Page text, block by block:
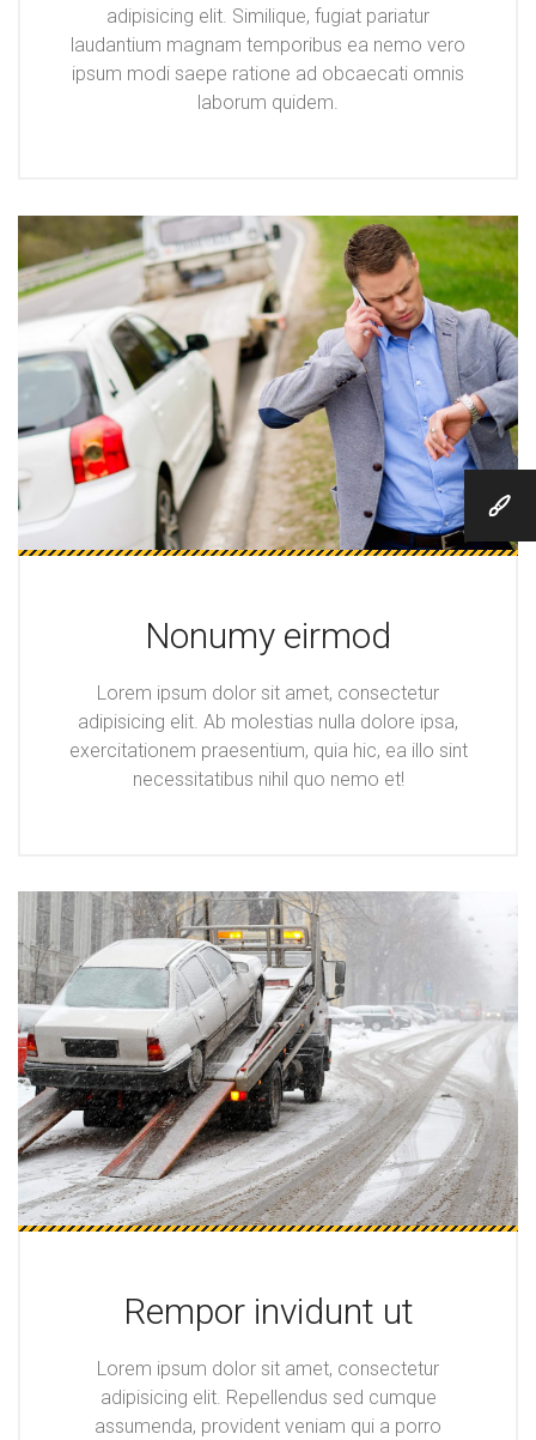
adipisicing elit. Similique, fugiat pariatur
laudantium magnam temporibus ea nemo vero
ipsum modi saepe ratione ad obcaecati omnis
laborum quidem.
Nonumy eirmod
Lorem ipsum dolor sit amet, consectetur
adipisicing elit. Ab molestias nulla dolore ipsa,
exercitationem praesentium, quia hic, ea illo sint
necessitatibus nihil quo nemo et!
Rempor invidunt ut
Lorem ipsum dolor sit amet, consectetur
adipisicing elit. Repellendus sed cumque
assumenda, provident veniam qui a porro